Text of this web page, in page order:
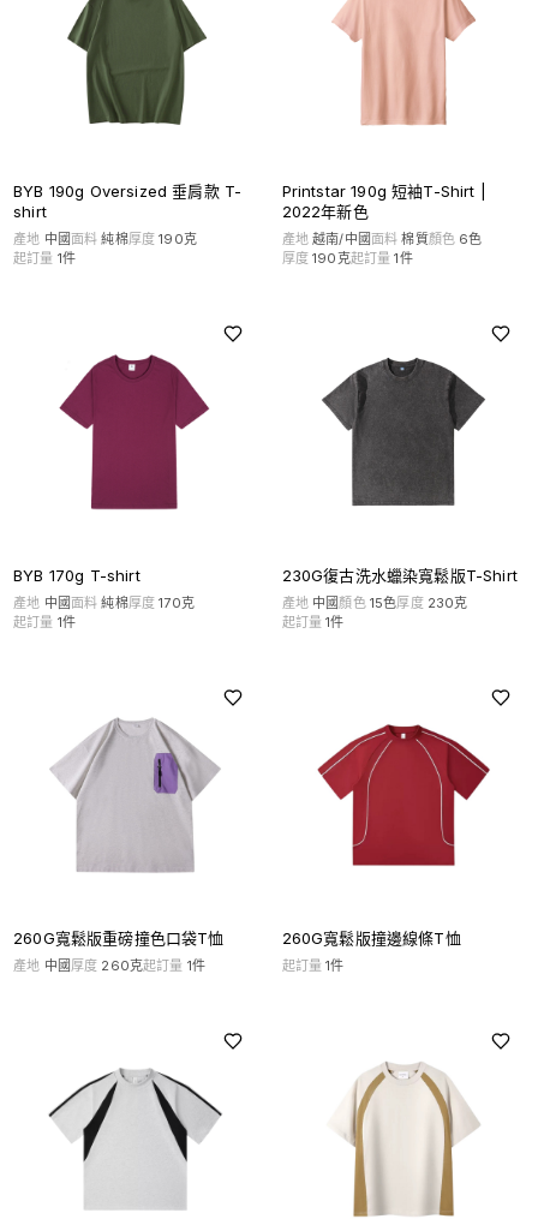
BYB 190g Oversized 垂肩款 T-
shirt
產地 中國面料 純棉厚度 190克
起訂量 1件
Printstar 190g 短袖T-Shirt |
2022年新色
產地 越南/中國面料 棉質顏色 6色
厚度 190克起訂量 1件
BYB 170g T-shirt
產地 中國面料 純棉厚度 170克
起訂量 1件
230G復古洗水蠟染寬鬆版T-Shirt
產地 中國顏色 15色厚度 230克
起訂量 1件
260G寬鬆版重磅撞色口袋T恤
產地 中國 厚度 260克起訂量 1件
260G寬鬆版撞邊線條T恤
起訂量 1件